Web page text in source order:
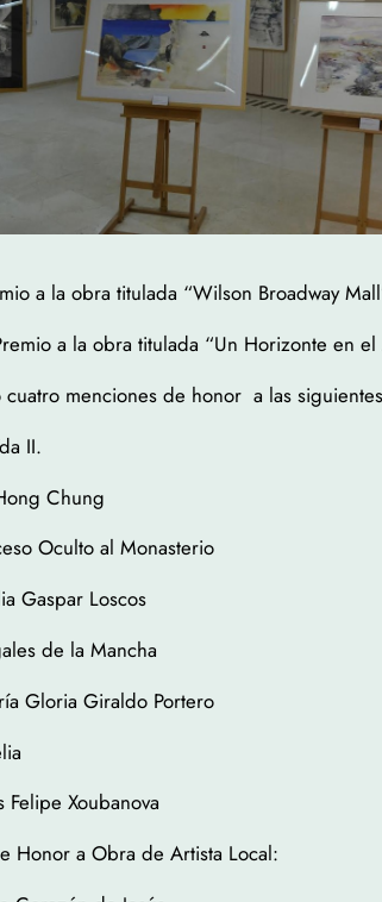
a la obra titulada “Wilson Broadway
a la obra titulada “Un Horizonte en
menciones de honor a las
II.
Chung
Oculto al Monasterio
Gaspar Loscos
de la Mancha
Gloria Giraldo Portero
Felipe Xoubanova
Honor a Obra de Artista Local: